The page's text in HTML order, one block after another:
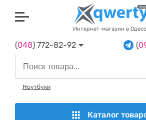
Интернет-магазин в
(048) 772-82-92 (
Ноутбуки
Каталог